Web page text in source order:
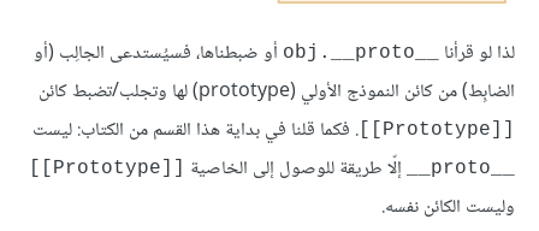
لذا لو قرأنا obj.__proto__‎ أو ضبطناها، فسيُستدعى الجالِب (أو
الضابِط) من كائن النموذج الأولي (prototype) لها وتجلب/تضبط كائن
. فكما قلنا في بداية هذا القسم من الكتاب: ليست
إلّا طريقة للوصول إلى الخاصية
وليست الكائن نفسه.